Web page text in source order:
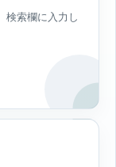
検索欄に入力し